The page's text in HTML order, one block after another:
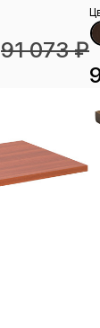
91 073 ₽